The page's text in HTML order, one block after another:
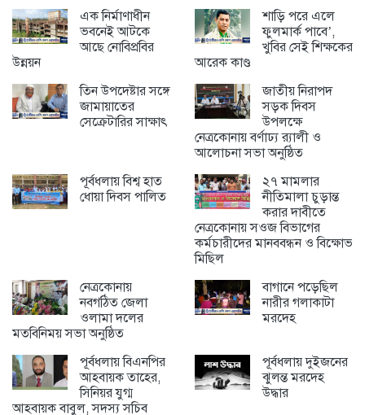
এক নির্মাণাধীন
ভবনেই আটকে
আছে নোবিপ্রবির
উন্নয়ন
শাড়ি পরে এলে
ফুলমার্ক পাবে’,
খুবির সেই শিক্ষকের
আরেক কাণ্ড
তিন উপদেষ্টার সঙ্গে
জামায়াতের
সেক্রেটারির সাক্ষাৎ
জাতীয় নিরাপদ
সড়ক দিবস
উপলক্ষে
নেত্রকোনায় বর্ণাঢ্য র‍্যালী ও
আলোচনা সভা অনুষ্ঠিত
পূর্বধলায় বিশ্ব হাত
ধোয়া দিবস পালিত
২৭ মামলার
নীতিমালা চুড়ান্ত
করার দাবীতে
নেত্রকোনায় সওজ বিভাগের
কর্মচারীদের মানববন্ধন ও বিক্ষোভ
মিছিল
নেত্রকোনায়
নবগঠিত জেলা
ওলামা দলের
মতবিনিময় সভা অনুষ্ঠিত
বাগানে পড়েছিল
নারীর গলাকাটা
মরদেহ
পূর্বধলায় বিএনপির
আহবায়ক তাহের,
সিনিয়র যুগ্ম
আহবায়ক বাবুল, সদস্য সচিব
পূর্বধলায় দুইজনের
ঝুলন্ত মরদেহ
উদ্ধার